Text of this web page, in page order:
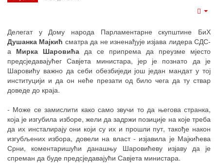
Делегат у Дому народа Парламентарне скупштине БиХ
Душанка Мајкић сматра да не изненађује изјава лидера СДС-
а Мирка Шаровића да се припрема да преузме мјесто
предсједавајућег Савјета министара, јер је познато да је
Шаровићу важно да себи обезбиједи још један мандат у тој
институцији и да он неће презати од било чега да ту ствар
доведе до краја.
- Може се замислити како само звучи то да његова странка,
која је изгубила изборе, жели да задржи позиције на које треба
да их инсталирају они који су их и прошли пут, такође након
изгубљених избора, довели на власт - изјавила је Мајкићева
Срни, коментаришући данашњу Шаровићеву изјаву да је
спреман да буде предсједавајући Савјета министара.